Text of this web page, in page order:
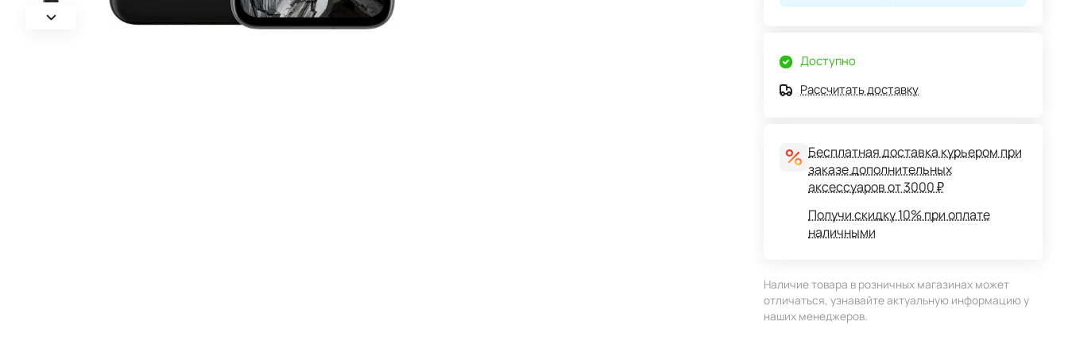
Доступно
Рассчитать доставку
Бесплатная доставка курьером при
заказе дополнительных
аксессуаров от 3000 ₽
Получи скидку 10% при оплате
наличными
Наличие товара в розничных магазинах может
отличаться, узнавайте актуальную информацию у
наших менеджеров.